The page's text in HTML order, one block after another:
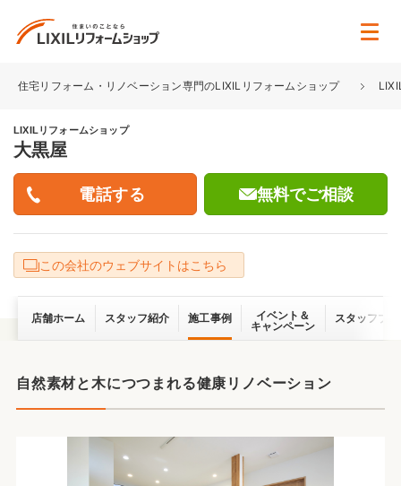
住宅リフォーム・リノベーション専門のLIXILリフォームショップ
LIXILリフォームショップ
大黒屋
無料でご相談
この会社のウェブサイトはこちら
店舗ホーム スタッフ紹介 施工事例
イベント＆
キャンペーン
スタッフブ
自然素材と木につつまれる健康リノベーション